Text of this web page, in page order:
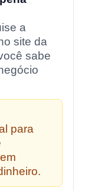
a
site da
sabe
para